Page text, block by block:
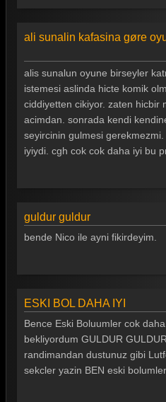
ali sunalin kafasina gøre
alis sunalun oyune birseyler
istemesi aslinda hicte komik
ciddiyetten cikiyor. zaten hicbir
acimdan. sonrada kendi
seyircinin gulmesi
iyiydi. cgh cok cok daha iyi bu
guldur guldur
bende Nico ile ayni fikirdeyim.
ESKI BOL DAHA IYI
Bence Eski Boluumler cok
bekliyordum GULDUR
randimandan dustunuz gibi
sekcler yazin BEN eski